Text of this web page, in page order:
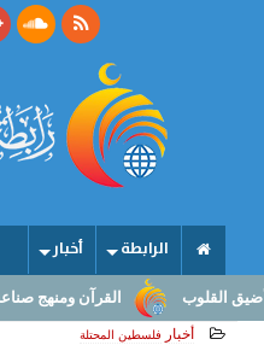
الرابطة أخبار
القرآن ومنهج صناعة
أخبار فلسطين المحتلة